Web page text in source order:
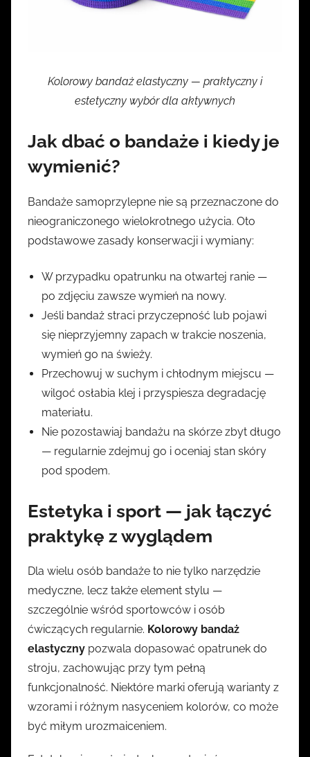
Kolorowy bandaż elastyczny — praktyczny i
estetyczny wybór dla aktywnych
Jak dbać o bandaże i kiedy je
wymienić?
Bandaże samoprzylepne nie są przeznaczone do
nieograniczonego wielokrotnego użycia. Oto
podstawowe zasady konserwacji i wymiany:
W przypadku opatrunku na otwartej ranie —
po zdjęciu zawsze wymień na nowy.
Jeśli bandaż straci przyczepność lub pojawi
się nieprzyjemny zapach w trakcie noszenia,
wymień go na świeży.
Przechowuj w suchym i chłodnym miejscu —
wilgoć osłabia klej i przyspiesza degradację
materiału.
Nie pozostawiaj bandażu na skórze zbyt długo
— regularnie zdejmuj go i oceniaj stan skóry
pod spodem.
Estetyka i sport — jak łączyć
praktykę z wyglądem
Dla wielu osób bandaże to nie tylko narzędzie
medyczne, lecz także element stylu —
szczególnie wśród sportowców i osób
ćwiczących regularnie. Kolorowy bandaż
elastyczny pozwala dopasować opatrunek do
stroju, zachowując przy tym pełną
funkcjonalność. Niektóre marki oferują warianty z
wzorami i różnym nasyceniem kolorów, co może
być miłym urozmaiceniem.